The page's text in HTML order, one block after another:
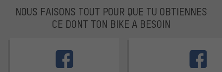
NOUS FAISONS TOUT POUR QUE TU OBTIENNES
CE DONT TON BIKE A BESOIN